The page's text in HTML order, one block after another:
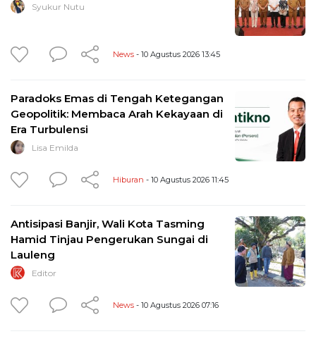
Syukur Nutu
News - 10 Agustus 2026 13:45
Paradoks Emas di Tengah Ketegangan
Geopolitik: Membaca Arah Kekayaan di
Era Turbulensi
Lisa Emilda
Hiburan - 10 Agustus 2026 11:45
Antisipasi Banjir, Wali Kota Tasming
Hamid Tinjau Pengerukan Sungai di
Lauleng
Editor
News - 10 Agustus 2026 07:16